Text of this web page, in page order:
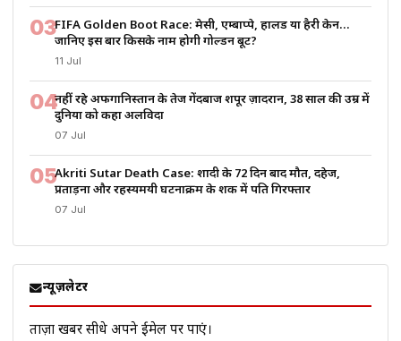
03FIFA Golden Boot Race: मेसी, एम्बाप्पे, हालैंड या हैरी केन…
जानिए इस बार किसके नाम होगी गोल्डन बूट?
11 Jul
04नहीं रहे अफगानिस्तान के तेज गेंदबाज शपूर ज़ादरान, 38 साल की उम्र में
दुनिया को कहा अलविदा
07 Jul
05Akriti Sutar Death Case: शादी के 72 दिन बाद मौत, दहेज,
प्रताड़ना और रहस्यमयी घटनाक्रम के शक में पति गिरफ्तार
07 Jul
न्यूज़लेटर
ताज़ा खबरें सीधे अपने ईमेल पर पाएं।